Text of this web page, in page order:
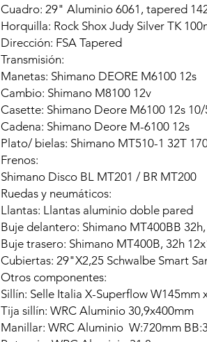
Cuadro: 29" Aluminio 6061, tapered
Horquilla: Rock Shox Judy Silver TK
Dirección: FSA Tapered
Transmisión:
Manetas: Shimano DEORE M6100 12s
Cambio: Shimano M8100 12v
Casette: Shimano Deore M6100 12s
Cadena: Shimano Deore M-6100 12s
Plato/ bielas: Shimano MT510-1 32T
Frenos:
Shimano Disco BL MT201 / BR MT200
Ruedas y neumáticos:
Llantas: Llantas aluminio doble pared
Buje delantero: Shimano MT400BB
Buje trasero: Shimano MT400B, 32h
Cubiertas: 29"X2,25 Schwalbe Smart
Otros componentes:
Sillín: Selle Italia X-Superflow W145mm
Tija sillín: WRC Aluminio 30,9x400mm
Manillar: WRC Aluminio W:720mm